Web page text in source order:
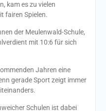
kam es zu vielen
fairen Spielen.
der Meulenwald-Schule,
mit 10:6 für sich
Jahren eine
gerade Sport zeigt immer
Schulen ist dabei